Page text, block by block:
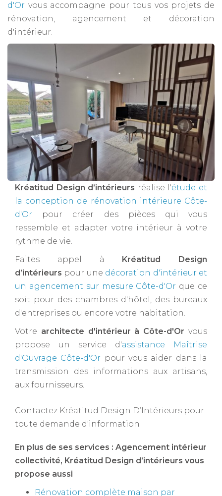
d'Or vous accompagne pour tous vos projets de
rénovation, agencement et décoration
d'intérieur.
Kréatitud Design d’intérieurs réalise l'étude et
la conception de rénovation intérieure Côte-
d'Or pour créer des pièces qui vous
ressemble et adapter votre intérieur à votre
rythme de vie.
Faites appel à
Kréatitud Design
d’intérieurs pour une décoration d'intérieur et
un agencement sur mesure Côte-d'Or que ce
soit pour des chambres d'hôtel, des bureaux
d'entreprises ou encore votre habitation.
Votre architecte d'intérieur à Côte-d'Or ​vous
propose un service d'assistance Maîtrise
d'Ouvrage Côte-d'Or pour vous aider dans la
transmission des informations aux artisans,
aux fournisseurs.
Contactez Kréatitud Design D’Intérieurs pour
toute demande d'information
En plus de ses services : Agencement intérieur
collectivité, Kréatitud Design d’intérieurs vous
propose aussi
Rénovation complète maison par